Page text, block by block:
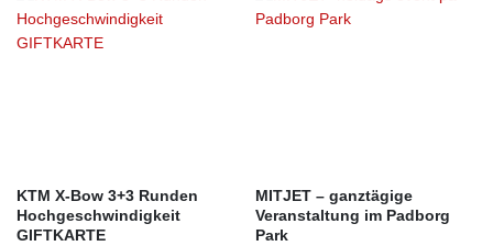
KTM X-Bow 3+3 Runden
Hochgeschwindigkeit
GIFTKARTE
MITJET – ganztägige
Veranstaltung im Padborg
Park